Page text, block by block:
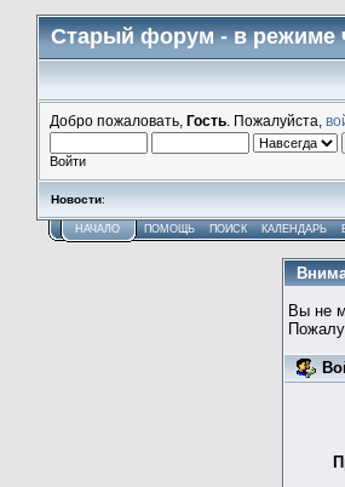
Старый форум - в режиме
Добро пожаловать, Гость . Пожалуйста,
Войти
Новости:
НАЧАЛО ПОМОЩЬ ПОИСК КАЛЕНДАРЬ
Вы не